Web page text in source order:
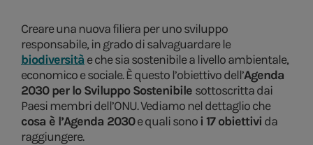
Creare una nuova filiera per uno sviluppo
responsabile, in grado di salvaguardare le
biodiversità e che sia sostenibile a livello ambientale,
economico e sociale. È questo l’obiettivo dell’Agenda
2030 per lo Sviluppo Sostenibile sottoscritta dai
Paesi membri dell’ONU. Vediamo nel dettaglio che
cosa è l’Agenda 2030e quali sonoi 17 obiettivi da
raggiungere.